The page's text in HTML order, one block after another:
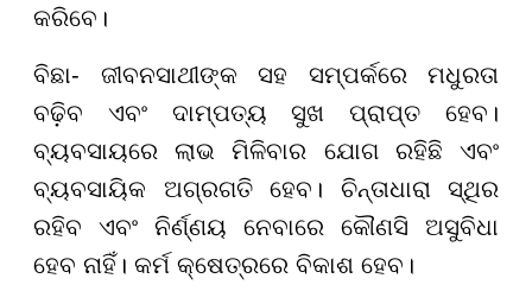
କରିବେ।
ବିଛା- ଜୀବନସାଥୀଙ୍କ ସହ ସମ୍ପର୍କରେ ମଧୁରତା
ବଢ଼ିବ ଏବଂ ଦାମ୍ପତ୍ୟ ସୁଖ ପ୍ରାପ୍ତ ହେବ।
ବ୍ୟବସାୟରେ ଲାଭ ମିଳିବାର ଯୋଗ ରହିଛି ଏବଂ
ବ୍ୟବସାୟିକ ଅଗ୍ରଗତି ହେବ। ଚିନ୍ତାଧାରା ସ୍ଥିର
ରହିବ ଏବଂ ନିର୍ଣ୍ଣୟ ନେବାରେ କୌଣସି ଅସୁବିଧା
ହେବ ନାହିଁ। କର୍ମ କ୍ଷେତ୍ରରେ ବିକାଶ ହେବ।